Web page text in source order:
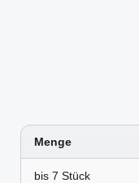
Menge
bis 7